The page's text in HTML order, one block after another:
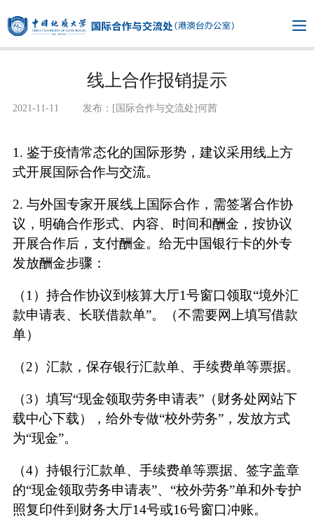
线上合作报销提示
2021-11-11 发布：[国际合作与交流处]何茜
1. 鉴于疫情常态化的国际形势，建议采用线上方
式开展国际合作与交流。
2. 与外国专家开展线上国际合作，需签署合作协
议，明确合作形式、内容、时间和酬金，按协议
开展合作后，支付酬金。给无中国银行卡的外专
发放酬金步骤：
（1）持合作协议到核算大厅1号窗口领取“境外汇
款申请表、长联借款单”。（不需要网上填写借款
单）
（2）汇款，保存银行汇款单、手续费单等票据。
（3）填写“现金领取劳务申请表”（财务处网站下
载中心下载），给外专做“校外劳务”，发放方式
为“现金”。
（4）持银行汇款单、手续费单等票据、签字盖章
的“现金领取劳务申请表”、“校外劳务”单和外专护
照复印件到财务大厅14号或16号窗口冲账。